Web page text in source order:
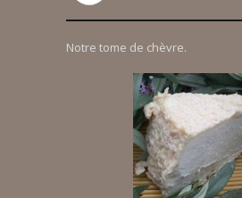
Notre tome de chèvre.